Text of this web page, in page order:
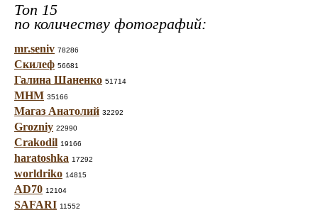
Топ 15
по количеству фотографий:
mr.seniv 78286
Скилеф 56681
Галина Шаненко 51714
МНМ 35166
Магаз Анатолий 32292
Grozniy 22990
Crakodil 19166
haratoshka 17292
worldriko 14815
AD70 12104
SAFARI 11552